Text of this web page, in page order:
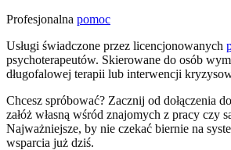
Profesjonalna pomoc
Usługi świadczone przez licencjonowanych
psychoterapeutów. Skierowane do osób
długofalowej terapii lub interwencji
Chcesz spróbować? Zacznij od dołączenia
załóż własną wśród znajomych z pracy czy
Najważniejsze, by nie czekać biernie na
wsparcia już dziś.